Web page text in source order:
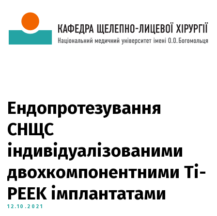
Ендопротезування
СНЩС
індивідуалізованими
двохкомпонентними Ti-
PEEK імплантатами
12.10.2021